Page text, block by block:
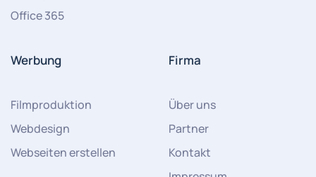
Office 365
Werbung
Filmproduktion
Webdesign
Webseiten erstellen
Firma
Über uns
Partner
Kontakt